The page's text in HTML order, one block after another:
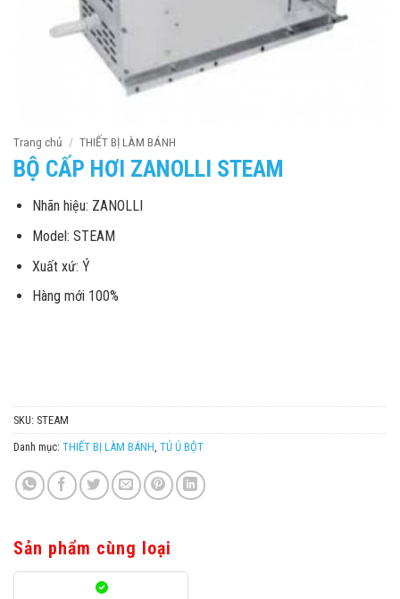
Trang chủ / THIẾT BỊ LÀM BÁNH
BỘ CẤP HƠI ZANOLLI STEAM
Nhãn hiệu: ZANOLLI
Model: STEAM
Xuất xứ: Ý
Hàng mới 100%
SKU: STEAM
Danh mục: THIẾT BỊ LÀM BÁNH TỦ Ủ BỘT
Sản phẩm cùng loại